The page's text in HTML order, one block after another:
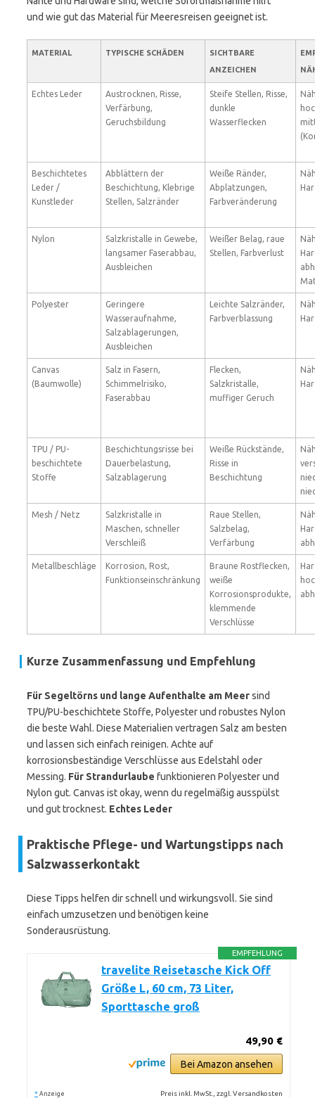
und wie gut das Material für Meeresreisen geeignet ist.
MATERIAL TYPISCHE SCHÄDEN
SICHTBARE
ANZEICHEN
Echtes Leder
Austrocknen, Risse,
Verfärbung,
Geruchsbildung
Steife Stellen, Risse,
dunkle
Wasserflecken
Beschichtetes
Leder /
Kunstleder
Abblättern der
Beschichtung, Klebrige
Stellen, Salzränder
Weiße Ränder,
Abplatzungen,
Farbveränderung
Nylon
Salzkristalle in Gewebe,
langsamer Faserabbau,
Ausbleichen
Weißer Belag, raue
Stellen, Farbverlust
Polyester
Geringere
Wasseraufnahme,
Salzablagerungen,
Ausbleichen
Leichte Salzränder,
Farbverblassung
Canvas
(Baumwolle)
Salz in Fasern,
Schimmelrisiko,
Faserabbau
Flecken,
Salzkristalle,
muffiger Geruch
TPU / PU-
beschichtete
Stoffe
Beschichtungsrisse bei
Dauerbelastung,
Salzablagerung
Weiße Rückstände,
Risse in
Beschichtung
Mesh / Netz
Salzkristalle in
Maschen, schneller
Verschleiß
Raue Stellen,
Salzbelag,
Verfärbung
Metallbeschläge
Korrosion, Rost,
Funktionseinschränkung
Braune Rostflecken,
weiße
Korrosionsprodukte,
klemmende
Verschlüsse
Kurze Zusammenfassung und Empfehlung
Für Segeltörns und lange Aufenthalte am Meersind
TPU/PU-beschichtete Stoffe, Polyester und robustes Nylon
die beste Wahl. Diese Materialien vertragen Salz am besten
und lassen sich einfach reinigen. Achte auf
korrosionsbeständige Verschlüsse aus Edelstahl oder
Messing. Für Strandurlaube funktionieren Polyester und
Nylon gut. Canvas ist okay, wenn du regelmäßig ausspülst
und gut trocknest. Echtes Leder
Praktische Pflege- und Wartungstipps nach
Salzwasserkontakt
Diese Tipps helfen dir schnell und wirkungsvoll. Sie sind
einfach umzusetzen und benötigen keine
Sonderausrüstung.
EMPFEHLUNG
travelite Reisetasche Kick Off
Größe L, 60 cm, 73 Liter,
Sporttasche groß
49,90 €
Bei Amazon ansehen
* Anzeige Preis inkl. MwSt., zzgl. Versandkosten